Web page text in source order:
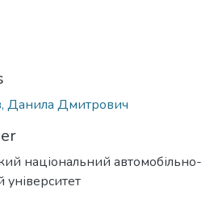
Данила Дмитрович
національний автомобільно-